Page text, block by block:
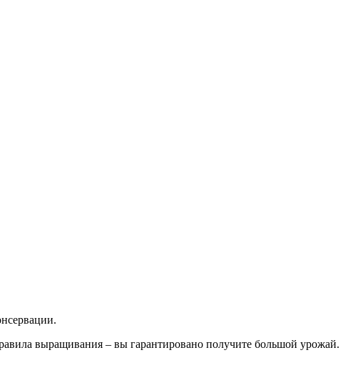
выращивания – вы гарантировано получите большой урожай.